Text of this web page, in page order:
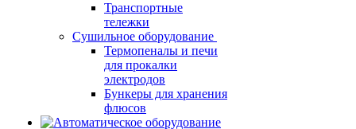
Транспортные
тележки
Сушильное оборудование
Термопеналы и печи
для прокалки
электродов
Бункеры для хранения
флюсов